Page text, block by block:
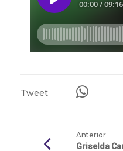
Tweet
Anterior
Griselda